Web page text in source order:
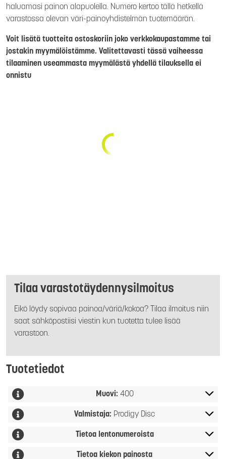
haluamasi painon alapuolella. Numero kertoo tällä hetkellä
varastossa olevan väri-painoyhdistelmän tuotemäärän.
Voit lisätä tuotteita ostoskoriin joko verkkokaupastamme tai
jostakin myymälöistämme. Valitettavasti tässä vaiheessa
tilaaminen useammasta myymälästä yhdellä tilauksella ei
onnistu
Tilaa varastotäydennysilmoitus
Eikö löydy sopivaa painoa/väriä/kokoa? Tilaa ilmoitus niin
saat sähköpostiisi viestin kun tuotetta tulee lisää
varastoon.
Tuotetiedot
Muovi: 400
Valmistaja: Prodigy Disc
Tietoa lentonumeroista
Tietoa kiekon painosta